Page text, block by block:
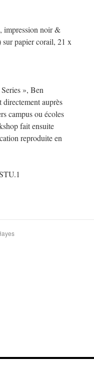
impression noir &
papier corail, 21 x
», Ben
auprès
campus ou écoles
fait ensuite
reproduite en